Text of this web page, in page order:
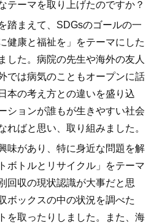
テーマを取り上げたのですか？
踏まえて、SDGsのゴールの一
健康と福祉を」をテーマにした
した。病院の先生や海外の友人
では病気のこともオープンに話
本の考え方との違いを盛り込
ションが誰もが生きやすい社会
ればと思い、取り組みました。
味があり、特に身近な問題を解
ボトルとリサイクル」をテーマ
回収の現状認識が大事だと思
ボックスの中の状況を調べた
を取ったりしました。また、海